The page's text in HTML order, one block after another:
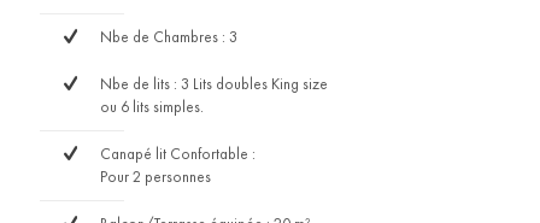
Nbe de Chambres : 3
Nbe de lits : 3 Lits doubles King size
ou 6 lits simples.
Canapé lit Confortable :
Pour 2 personnes